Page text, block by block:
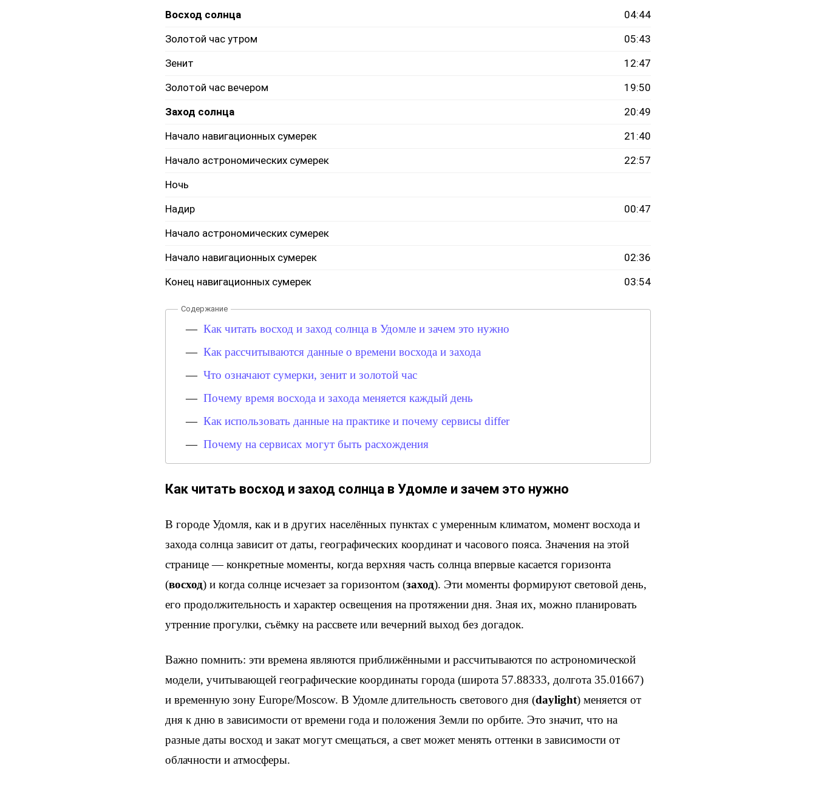
Восход солнца
04:44
Золотой час утром
05:43
Зенит
12:47
Золотой час вечером
19:50
Заход солнца
20:49
Начало навигационных сумерек
21:40
Начало астрономических сумерек
22:57
Ночь
Надир
00:47
Начало астрономических сумерек
Начало навигационных сумерек
02:36
Конец навигационных сумерек
03:54
Как читать восход и заход солнца в Удомле и зачем это нужно
Как рассчитываются данные о времени восхода и захода
Что означают сумерки, зенит и золотой час
Почему время восхода и захода меняется каждый день
Как использовать данные на практике и почему сервисы differ
Почему на сервисах могут быть расхождения
Как читать восход и заход солнца в Удомле и зачем это нужно
В городе Удомля, как и в других населённых пунктах с умеренным климатом, момент восхода и
захода солнца зависит от даты, географических координат и часового пояса. Значения на этой
странице — конкретные моменты, когда верхняя часть солнца впервые касается горизонта
(восход) и когда солнце исчезает за горизонтом (заход). Эти моменты формируют световой день,
его продолжительность и характер освещения на протяжении дня. Зная их, можно планировать
утренние прогулки, съёмку на рассвете или вечерний выход без догадок.
Важно помнить: эти времена являются приближёнными и рассчитываются по астрономической
модели, учитывающей географические координаты города (широта 57.88333, долгота 35.01667)
и временную зону Europe/Moscow. В Удомле длительность светового дня (daylight) меняется от
дня к дню в зависимости от времени года и положения Земли по орбите. Это значит, что на
разные даты восход и закат могут смещаться, а свет может менять оттенки в зависимости от
облачности и атмосферы.